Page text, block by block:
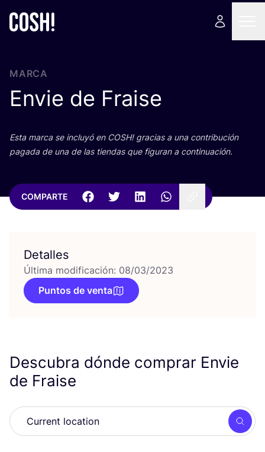
MARCA
Envie de Fraise
Esta mar­ca se inclu­yó en COSH! gra­cias a una con­tri­bu­ción
paga­da de una de las tien­das que figu­ran a continuación.
COMPARTE
Detalles
Última modificación: 08/03/2023
Puntos de venta
Descubra dónde comprar Envie
de Fraise